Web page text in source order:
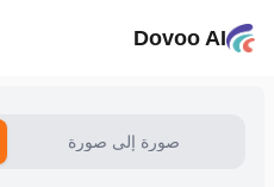
Dovoo AI
صورة إلى صورة